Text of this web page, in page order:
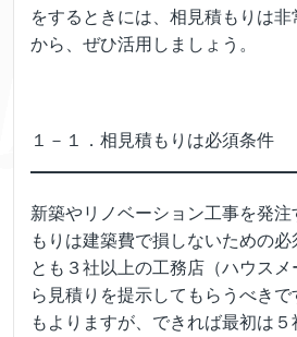
をするときには、相見積もりは
から、ぜひ活用しましょう。
１－１．相見積もりは必須条件
新築やリノベーション工事を発
もりは建築費で損しないための必
とも３社以上の工務店（ハウス
ら見積りを提示してもらうべき
もよりますが、できれば最初は